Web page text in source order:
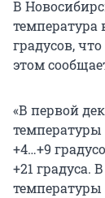
В
температура
градусов,
этом
«В первой
температуры
+4…+9
+21
температуры